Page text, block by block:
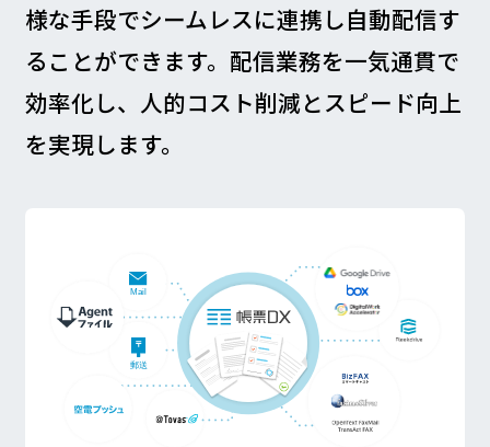
様な手段でシームレスに連携し自動配信す
ることができます。配信業務を一気通貫で
効率化し、人的コスト削減とスピード向上
を実現します。